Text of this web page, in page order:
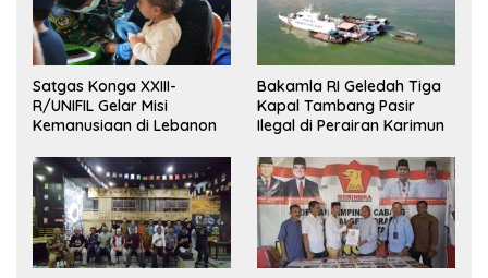
Satgas Konga XXIII-
R/UNIFIL Gelar Misi
Kemanusiaan di Lebanon
Bakamla RI Geledah Tiga
Kapal Tambang Pasir
Ilegal di Perairan Karimun